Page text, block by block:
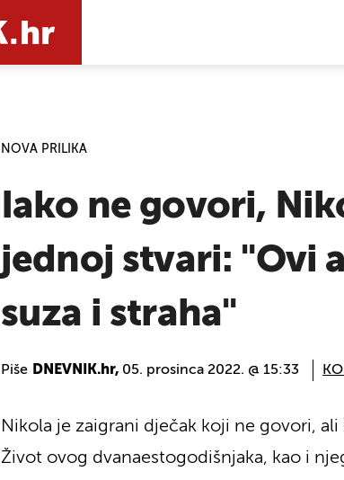
NOVA PRILIKA
Iako ne govori,
jednoj stvari: "Ovi
suza i straha"
Piše DNEVNIK.hr, 05. prosinca 2022. @ 15:33
Nikola je zaigrani dječak koji ne govori,
Život ovog dvanaestogodišnjaka, kao i